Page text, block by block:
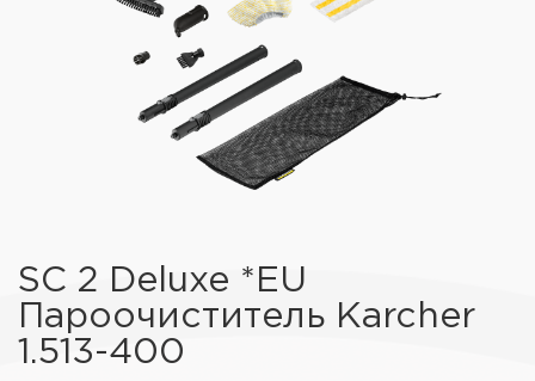
SC 2 Deluxe *EU
Пароочиститель Karcher
1.513-400